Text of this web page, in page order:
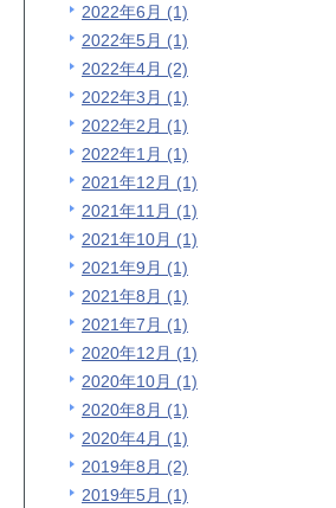
2022年6月 (1)
2022年5月 (1)
2022年4月 (2)
2022年3月 (1)
2022年2月 (1)
2022年1月 (1)
2021年12月 (1)
2021年11月 (1)
2021年10月 (1)
2021年9月 (1)
2021年8月 (1)
2021年7月 (1)
2020年12月 (1)
2020年10月 (1)
2020年8月 (1)
2020年4月 (1)
2019年8月 (2)
2019年5月 (1)